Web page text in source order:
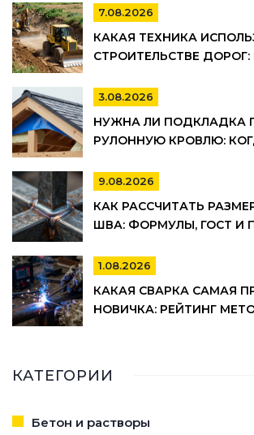
ОПАЛУБКИ
7.08.2026
КАКАЯ ТЕХНИКА
СТРОИТЕЛЬСТВЕ
3.08.2026
НУЖНА ЛИ ПОДКЛАДКА
РУЛОННУЮ КРОВЛЮ:
СЭКОНОМИТЬ
9.08.2026
КАК РАССЧИТАТЬ
ШВА: ФОРМУЛЫ, ГОСТ И
1.08.2026
КАКАЯ СВАРКА САМАЯ
НОВИЧКА: РЕЙТИНГ
КАТЕГОРИИ
Бетон и растворы